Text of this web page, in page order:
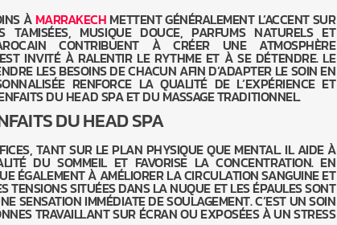
ÀMARRAKECH METTENT GÉNÉRALEMENT L’ACCENT SUR
TAMISÉES, MUSIQUE DOUCE, PARFUMS NATURELS ET
CONTRIBUENT À CRÉER UNE ATMOSPHÈRE
INVITÉ À RALENTIR LE RYTHME ET À SE DÉTENDRE. LE
LES BESOINS DE CHACUN AFIN D’ADAPTER LE SOIN EN
RENFORCE LA QUALITÉ DE L’EXPÉRIENCE ET
DU HEAD SPA ET DU MASSAGE TRADITIONNEL.
DU HEAD SPA
TANT SUR LE PLAN PHYSIQUE QUE MENTAL. IL AIDE À
DU SOMMEIL ET FAVORISE LA CONCENTRATION. EN
ÉGALEMENT À AMÉLIORER LA CIRCULATION SANGUINE ET
TENSIONS SITUÉES DANS LA NUQUE ET LES ÉPAULES SONT
SENSATION IMMÉDIATE DE SOULAGEMENT. C’EST UN SOIN
TRAVAILLANT SUR ÉCRAN OU EXPOSÉES À UN STRESS